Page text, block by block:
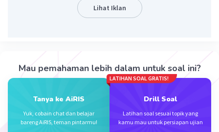
S. Amamah Master Teacher
Lihat Iklan
Mau pemahaman lebih dalam untuk soal ini?
Tanya ke AiRIS
Yuk, cobain chat dan belajar
bareng AiRIS, teman pintarmu!
LATIHAN SOAL GRATIS!
Drill Soal
Latihan soal sesuai topik yang
kamu mau untuk persiapan ujian